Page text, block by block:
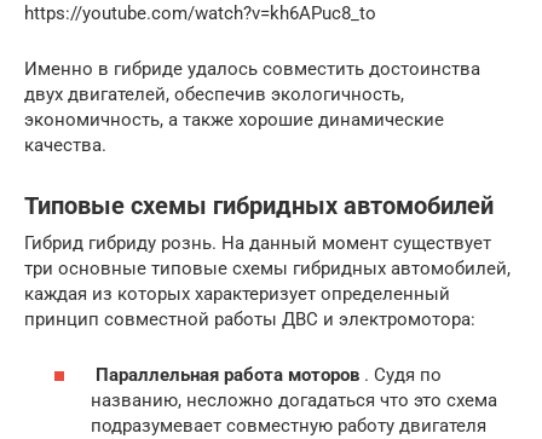
https://youtube.com/watch?v=kh6APuc8_to
Именно в гибриде удалось совместить достоинства
двух двигателей, обеспечив экологичность,
экономичность, а также хорошие динамические
качества.
Типовые схемы гибридных автомобилей
Гибрид гибриду рознь. На данный момент существует
три основные типовые схемы гибридных автомобилей,
каждая из которых характеризует определенный
принцип совместной работы ДВС и электромотора:
Параллельная работа моторов . Судя по
названию, несложно догадаться что это схема
подразумевает совместную работу двигателя